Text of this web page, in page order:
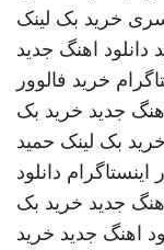
خرید بک لینک
دانلود اهنگ جدید
خرید فالوور
جدید خرید بک
خرید بک لینک حمید
اینستاگرام دانلود
جدید خرید بک
اهنگ جدید خرید